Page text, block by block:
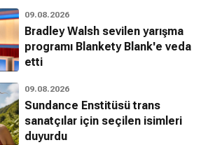
09.08.2026
Bradley Walsh sevilen yarışma
programı Blankety Blank'e veda
etti
09.08.2026
Sundance Enstitüsü trans
sanatçılar için seçilen isimleri
duyurdu